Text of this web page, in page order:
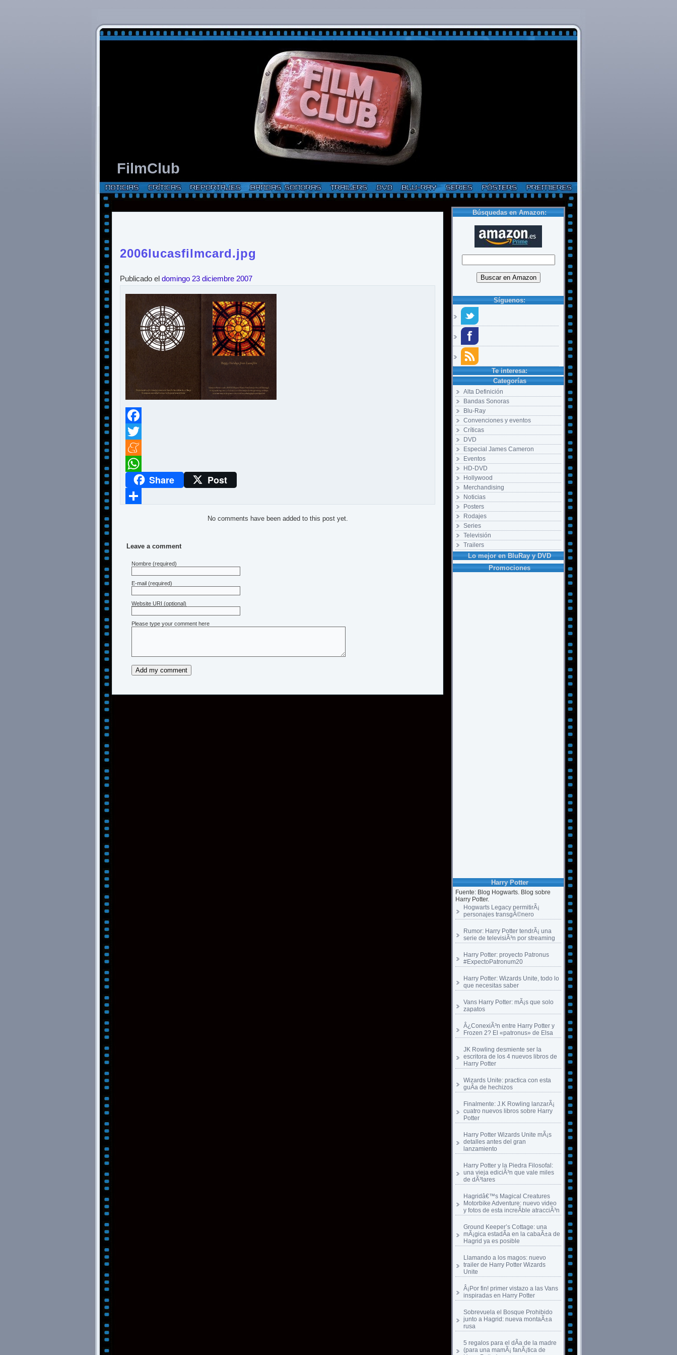
FilmClub
Búsquedas en Amazon:
Síguenos:
Te interesa:
Categorías
Alta Definición
Bandas Sonoras
Blu-Ray
Convenciones y eventos
Críticas
DVD
Especial James Cameron
Eventos
HD-DVD
Hollywood
Merchandising
Noticias
Posters
Rodajes
Series
Televisión
Trailers
Lo mejor en BluRay y DVD
Promociones
Harry Potter
Fuente: Blog Hogwarts. Blog sobre
Harry Potter.
Hogwarts Legacy permitirÃ¡
personajes transgÃ©nero
Rumor: Harry Potter tendrÃ¡ una
serie de televisiÃ³n por streaming
Harry Potter: proyecto Patronus
#ExpectoPatronum20
Harry Potter: Wizards Unite, todo lo
que necesitas saber
Vans Harry Potter: mÃ¡s que solo
zapatos
Â¿ConexiÃ³n entre Harry Potter y
Frozen 2? El «patronus» de Elsa
JK Rowling desmiente ser la
escritora de los 4 nuevos libros de
Harry Potter
Wizards Unite: practica con esta
guÃ­a de hechizos
Finalmente: J.K Rowling lanzarÃ¡
cuatro nuevos libros sobre Harry
Potter
Harry Potter Wizards Unite mÃ¡s
detalles antes del gran
lanzamiento
Harry Potter y la Piedra Filosofal:
una vieja ediciÃ³n que vale miles
de dÃ³lares
Hagridâ€™s Magical Creatures
Motorbike Adventure: nuevo video
y fotos de esta increÃ­ble atracciÃ³n
Ground Keeper’s Cottage: una
mÃ¡gica estadÃ­a en la cabaÃ±a de
Hagrid ya es posible
Llamando a los magos: nuevo
trailer de Harry Potter Wizards
Unite
Â¡Por fin! primer vistazo a las Vans
inspiradas en Harry Potter
Sobrevuela el Bosque Prohibido
junto a Hagrid: nueva montaÃ±a
rusa
5 regalos para el dÃ­a de la madre
(para una mamÃ¡ fanÃ¡tica de
2006lucasfilmcard.jpg
Publicado el domingo 23 diciembre 2007
Facebook
Twitter
Meneame
WhatsAppShare Post
No comments have been added to this post yet.
Leave a comment
Nombre (required)
E-mail (required)
Website URI (optional)
Please type your comment here